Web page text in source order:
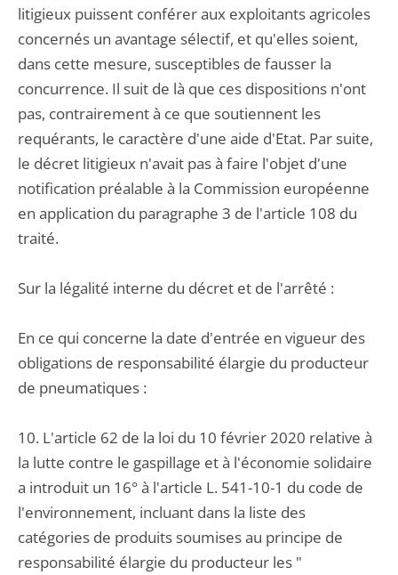
litigieux puissent conférer aux exploitants agricoles
concernés un avantage sélectif, et qu'elles soient,
dans cette mesure, susceptibles de fausser la
concurrence. Il suit de là que ces dispositions n'ont
pas, contrairement à ce que soutiennent les
requérants, le caractère d'une aide d'Etat. Par suite,
le décret litigieux n'avait pas à faire l'objet d'une
notification préalable à la Commission européenne
en application du paragraphe 3 de l'article 108 du
traité.
Sur la légalité interne du décret et de l'arrêté :
En ce qui concerne la date d'entrée en vigueur des
obligations de responsabilité élargie du producteur
de pneumatiques :
10. L'article 62 de la loi du 10 février 2020 relative à
la lutte contre le gaspillage et à l'économie solidaire
a introduit un 16° à l'article L. 541-10-1 du code de
l'environnement, incluant dans la liste des
catégories de produits soumises au principe de
responsabilité élargie du producteur les "